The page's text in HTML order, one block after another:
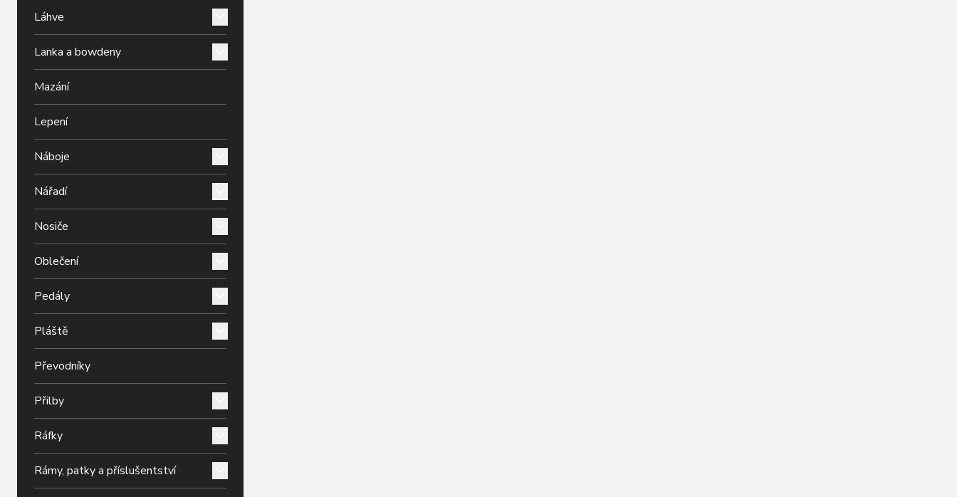
Láhve
Lanka a bowdeny
Mazání
Lepení
Náboje
Nářadí
Nosiče
Oblečení
Pedály
Pláště
Převodníky
Přilby
Ráfky
Rámy, patky a příslušentství